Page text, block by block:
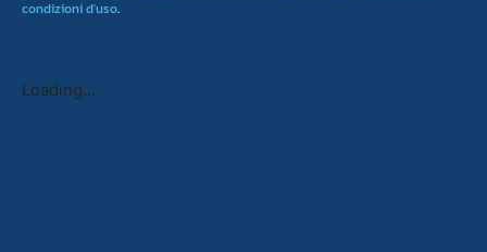
condizioni d'uso.
Loading...